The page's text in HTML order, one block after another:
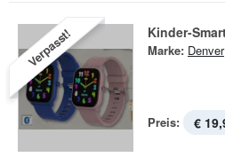
Verpasst! Kinder-
Marke: Denver
Preis: €